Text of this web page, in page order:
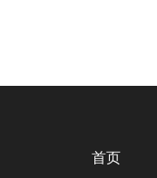
首页